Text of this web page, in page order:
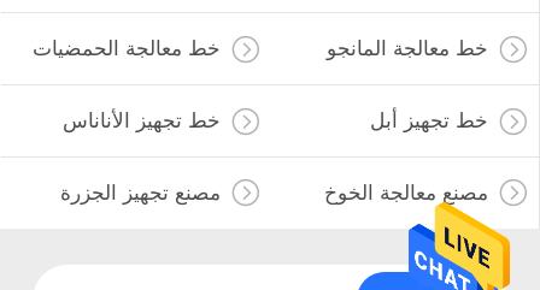
خط معالجة المانجو خط معالجة الحمضيات
خط تجهيز أبل خط تجهيز الأناناس
مصنع معالجة الخوخ مصنع تجهيز الجزرة